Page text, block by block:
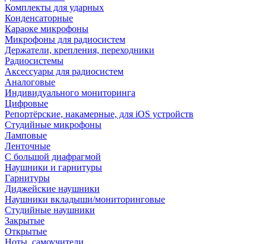
Комплекты для ударных
Конденсаторные
Караоке микрофоны
Микрофоны для радиосистем
Держатели, крепления, переходники
Радиосистемы
Аксессуары для радиосистем
Аналоговые
Индивидуального мониторинга
Цифровые
Репортёрские, накамерные, для iOS устройств
Студийные микрофоны
Ламповые
Ленточные
С большой диафрагмой
Наушники и гарнитуры
Гарнитуры
Диджейские наушники
Наушники вкладыши/мониторинговые
Студийные наушники
Закрытые
Открытые
Ноты, самоучители